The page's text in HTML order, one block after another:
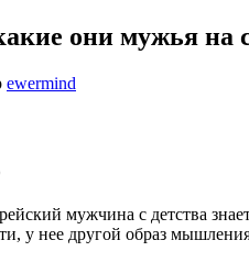
они мужья
ewermind
мужчина с детства
у нее другой образ